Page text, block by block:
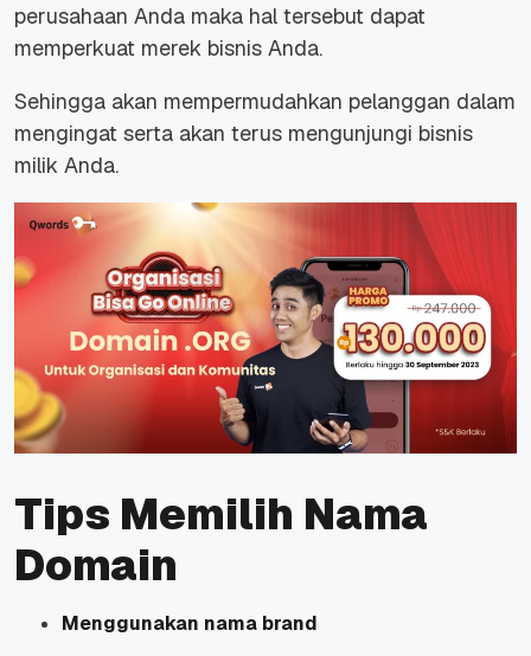
perusahaan Anda maka hal tersebut dapat
memperkuat merek bisnis Anda.
Sehingga akan mempermudahkan pelanggan dalam
mengingat serta akan terus mengunjungi bisnis
milik Anda.
Tips Memilih Nama
Domain
Menggunakan nama brand